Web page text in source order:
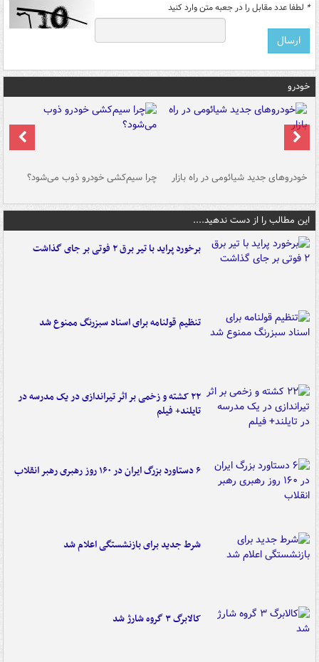
* لطفا عدد مقابل را در جعبه متن وارد کنید
خودرو
خودروهای جدید شیائومی در راه بازار چرا سیم‌کشی خودرو ذوب می‌شود؟
این مطالب را از دست ندهید....
برخورد پراید با تیر برق ۲ فوتی بر جای گذاشت
تنظیم قولنامه برای اسناد سبزرنگ ممنوع شد
۲۲ کشته و زخمی بر اثر تیراندازی در یک مدرسه در
تایلند+ فیلم
۶ دستاورد بزرگ ایران در ۱۶۰ روز رهبری رهبر انقلاب
شرط جدید برای بازنشستگی اعلام شد
کالابرگ ۳ گروه شارژ شد